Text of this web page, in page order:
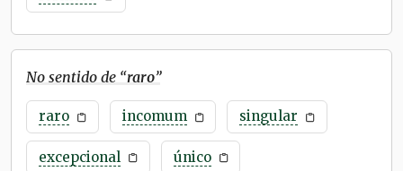
No sentido de “raro”
raro incomum singular
excepcional único